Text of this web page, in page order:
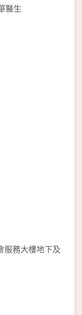
醫生
服務大樓地下及